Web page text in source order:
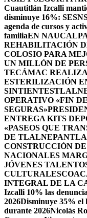
Cuautitlán Izcalli
disminuye 16%:
agenda de cursos y
familiaEN
REHABILITACIÓN
COLOSIO PARA
UN MILLÓN DE
TECÁMAC
ESTERILIZACIÓN
SINTIENTES
OPERATIVO «FIN
SEGURAS»
ENTREGA KITS
«PASEOS QUE
DE TLALNEPANTLA
CONSTRUCCIÓN
NACIONALES
JÓVENES
CULTURALES
INTEGRAL DE LA
Izcalli 10% las
2026Disminuye 35% el
durante 2026Nicolás